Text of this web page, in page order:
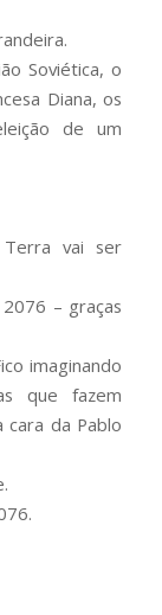
Soviética, o
Diana, os
de um
vai ser
– graças
imaginando
que fazem
cara da Pablo